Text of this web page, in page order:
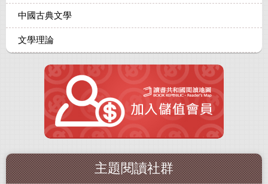
中國古典文學
文學理論
主題閱讀社群